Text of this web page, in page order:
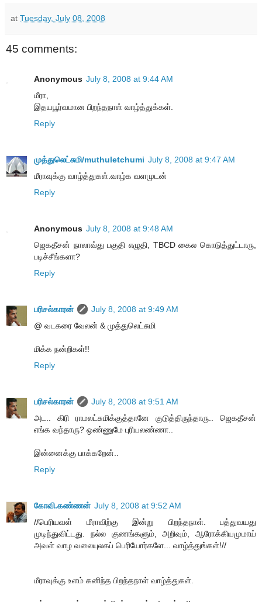
at Tuesday, July 08, 2008
45 comments:
Anonymous July 8, 2008 at 9:44 AM
மீரா,
இதயபூர்வமான பிறந்தநாள் வாழ்த்துக்கள்.
Reply
முத்துலெட்சுமி/muthuletchumi July 8, 2008 at 9:47 AM
மீராவுக்கு வாழ்த்துகள்.வாழ்க வளமுடன்
Reply
Anonymous July 8, 2008 at 9:48 AM
ஜெகதீசன் நாலாவ்து பகுதி எழுதி, TBCD கைல கொடுத்துட்டாரு,
படிச்சீங்களா?
Reply
பரிசல்காரன்
July 8, 2008 at 9:49 AM
@ வடகரை வேலன் & முத்துலெட்சுமி
மிக்க நன்றிகள்!!
Reply
பரிசல்காரன்
July 8, 2008 at 9:51 AM
அட.. கிரி ராமலட்சுமிக்குத்தானே குடுத்திருந்தாரு.. ஜெகதீசன்
எங்க வந்தாரு? ஒண்ணுமே புரியலண்ணா..
இன்னைக்கு பாக்கறேன்..
Reply
கோவி.கண்ணன் July 8, 2008 at 9:52 AM
//பெரியவள் மீராவிற்கு இன்று பிறந்தநாள். பத்துவயது
முடிந்துவிட்டது. நல்ல குணங்களும், அறிவும், ஆரோக்கியமுமாய்
அவள் வாழ வலையுலகப் பெரியோர்களே... வாழ்த்துங்கள்!//
மீராவுக்கு உளம் கனிந்த பிறந்தநாள் வாழ்த்துகள்.